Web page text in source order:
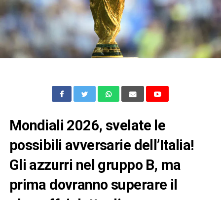
Mondiali 2026, svelate le
possibili avversarie dell’Italia!
Gli azzurri nel gruppo B, ma
prima dovranno superare il